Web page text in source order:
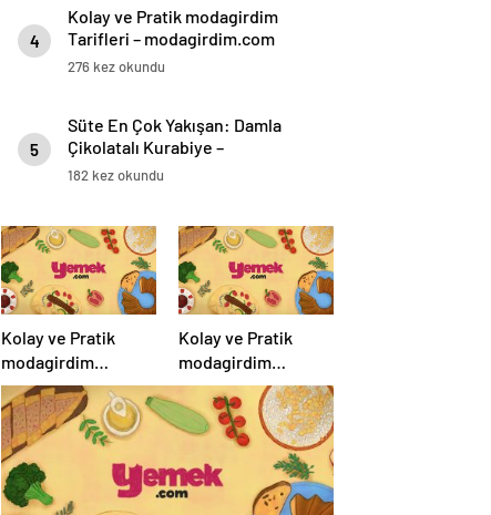
4
Kolay ve Pratik modagirdim
Tarifleri – modagirdim.com
276 kez okundu
5
Süte En Çok Yakışan: Damla
Çikolatalı Kurabiye –
modagirdim.com
182 kez okundu
Kolay ve Pratik
modagirdim
Tarifleri –
modagirdim.com
Kolay ve Pratik
modagirdim
Tarifleri –
modagirdim.com